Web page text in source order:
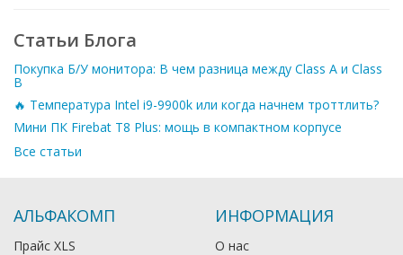
Статьи Блога
Покупка Б/У монитора: В чем разница между Class A и Class
B
🔥 Температура Intel i9-9900k или когда начнем троттлить?
Мини ПК Firebat T8 Plus: мощь в компактном корпусе
Все статьи
АЛЬФАКОМП
Прайс XLS
ИНФОРМАЦИЯ
О нас